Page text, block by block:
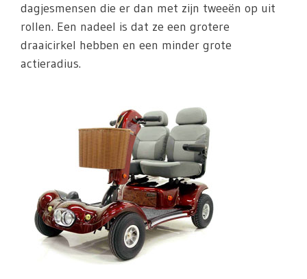
dagjesmensen die er dan met zijn tweeën op uit
rollen. Een nadeel is dat ze een grotere
draaicirkel hebben en een minder grote
actieradius.